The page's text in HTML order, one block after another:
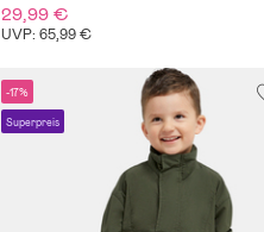
29,99 €
UVP: 65,99 €
-17%
Superpreis